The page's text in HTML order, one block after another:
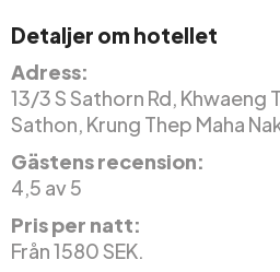
Detaljer om hotellet
Adress:
13/3 S Sathorn Rd, Khwaeng
Sathon, Krung Thep Maha
Gästens recension:
4,5 av 5
Pris per natt:
Från 1580 SEK.